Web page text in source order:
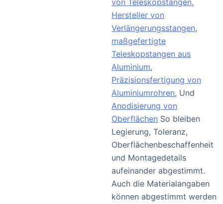
von Teleskopstangen,
Hersteller von
Verlängerungsstangen,
maßgefertigte
Teleskopstangen aus
Aluminium,
Präzisionsfertigung von
Aluminiumrohren, Und
Anodisierung von
Oberflächen So bleiben
Legierung, Toleranz,
Oberflächenbeschaffenheit
und Montagedetails
aufeinander abgestimmt.
Auch die Materialangaben
können abgestimmt werden